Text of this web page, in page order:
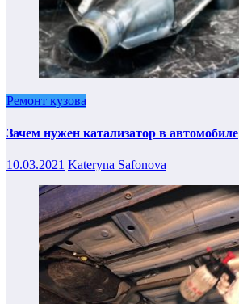
Ремонт кузова
Зачем нужен катализатор в автомобиле
10.03.2021 Kateryna Safonova